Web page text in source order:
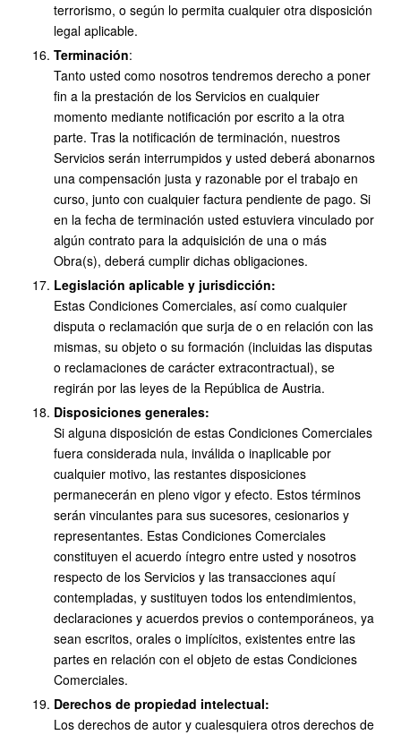
terrorismo, o según lo permita cualquier otra disposición
legal aplicable.
Terminación:
Tanto usted como nosotros tendremos derecho a poner
fin a la prestación de los Servicios en cualquier
momento mediante notificación por escrito a la otra
parte. Tras la notificación de terminación, nuestros
Servicios serán interrumpidos y usted deberá abonarnos
una compensación justa y razonable por el trabajo en
curso, junto con cualquier factura pendiente de pago. Si
en la fecha de terminación usted estuviera vinculado por
algún contrato para la adquisición de una o más
Obra(s), deberá cumplir dichas obligaciones.
Legislación aplicable y jurisdicción:
Estas Condiciones Comerciales, así como cualquier
disputa o reclamación que surja de o en relación con las
mismas, su objeto o su formación (incluidas las disputas
o reclamaciones de carácter extracontractual), se
regirán por las leyes de la República de Austria.
Disposiciones generales:
Si alguna disposición de estas Condiciones Comerciales
fuera considerada nula, inválida o inaplicable por
cualquier motivo, las restantes disposiciones
permanecerán en pleno vigor y efecto. Estos términos
serán vinculantes para sus sucesores, cesionarios y
representantes. Estas Condiciones Comerciales
constituyen el acuerdo íntegro entre usted y nosotros
respecto de los Servicios y las transacciones aquí
contempladas, y sustituyen todos los entendimientos,
declaraciones y acuerdos previos o contemporáneos, ya
sean escritos, orales o implícitos, existentes entre las
partes en relación con el objeto de estas Condiciones
Comerciales.
Derechos de propiedad intelectual:
Los derechos de autor y cualesquiera otros derechos de